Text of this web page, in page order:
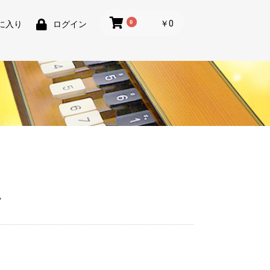
入り ログイン 0 ￥0